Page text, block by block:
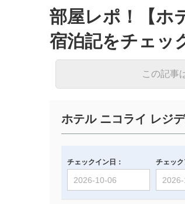
部屋レポ！【ホ
宿泊記をチェッ
この記事
ホテル ニコライ レジ
チェックイン日： チェック